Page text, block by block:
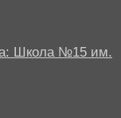
Школа №15 им.